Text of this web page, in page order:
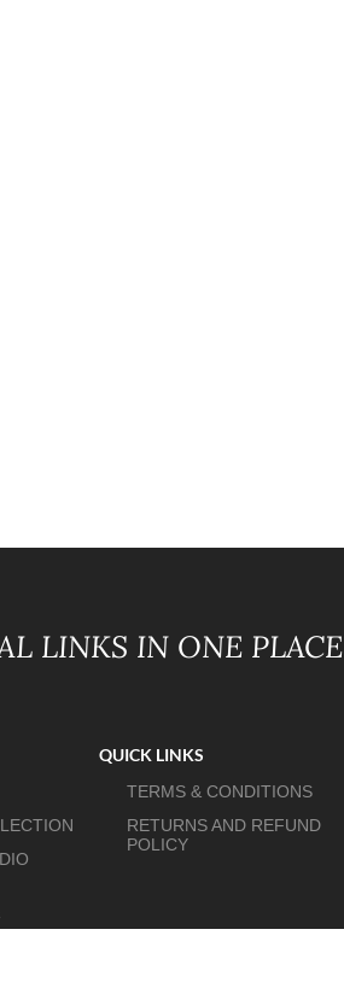
LINKS IN ONE PLACE
QUICK LINKS
TERMS & CONDITIONS
RETURNS AND REFUND
POLICY